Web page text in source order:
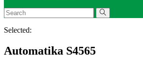
Selected:
Automatika S4565